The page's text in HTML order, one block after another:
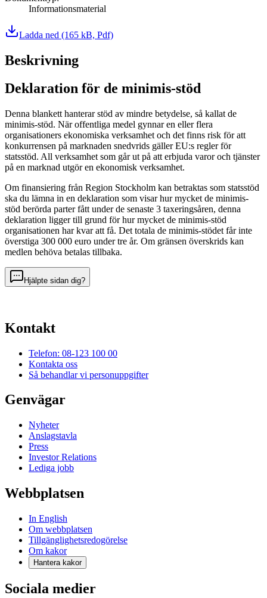
Informationsmaterial
Ladda ned (165 kB, Pdf)
Beskrivning
Deklaration för de minimis-stöd
Denna blankett hanterar stöd av mindre betydelse, så kallat de
minimis-stöd. När offentliga medel gynnar en eller flera
organisationers ekonomiska verksamhet och det finns risk för att
konkurrensen på marknaden snedvrids gäller EU:s regler för
statsstöd. All verksamhet som går ut på att erbjuda varor och tjänster
på en marknad utgör en ekonomisk verksamhet.
Om finansiering från Region Stockholm kan betraktas som statsstöd
ska du lämna in en deklaration som visar hur mycket de minimis-
stöd berörda parter fått under de senaste 3 taxeringsåren, denna
deklaration ligger till grund för hur mycket de minimis-stöd
organisationen har kvar att få. Det totala de minimis-stödet får inte
överstiga 300 000 euro under tre år. Om gränsen överskrids kan
medlen behöva betalas tillbaka.
Hjälpte sidan dig?
Kontakt
Telefon: 08-123 100 00
Kontakta oss
Så behandlar vi personuppgifter
Genvägar
Nyheter
Anslagstavla
Press
Investor Relations
Lediga jobb
Webbplatsen
In English
Om webbplatsen
Tillgänglighetsredogörelse
Om kakor
Hantera kakor
Sociala medier